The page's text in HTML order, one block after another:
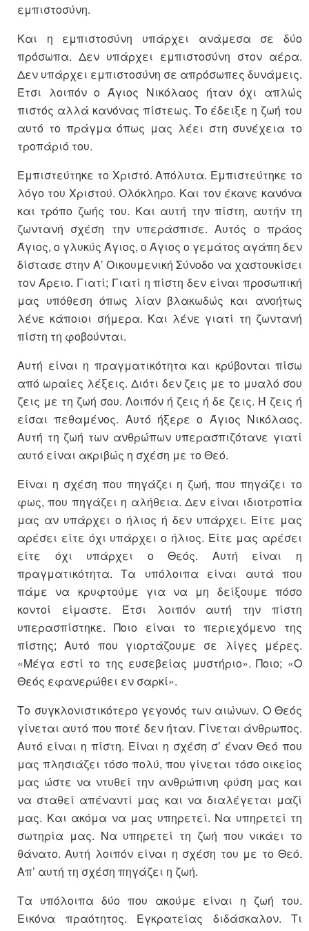
εμπιστοσύνη.
Και η εμπιστοσύνη υπάρχει ανάμεσα σε δύο
πρόσωπα. Δεν υπάρχει εμπιστοσύνη στον αέρα.
Δεν υπάρχει εμπιστοσύνη σε απρόσωπες δυνάμεις.
Έτσι λοιπόν ο Άγιος Νικόλαος ήταν όχι απλώς
πιστός αλλά κανόνας πίστεως. Το έδειξε η ζωή του
αυτό το πράγμα όπως μας λέει στη συνέχεια το
τροπάριό του.
Εμπιστεύτηκε το Χριστό. Απόλυτα. Εμπιστεύτηκε το
λόγο του Χριστού. Ολόκληρο. Και τον έκανε κανόνα
και τρόπο ζωής του. Και αυτή την πίστη, αυτήν τη
ζωντανή σχέση την υπεράσπισε. Αυτός ο πράος
Άγιος, ο γλυκύς Άγιος, ο Άγιος ο γεμάτος αγάπη δεν
δίστασε στην Α’ Οικουμενική Σύνοδο να χαστουκίσει
τον Άρειο. Γιατί; Γιατί η πίστη δεν είναι προσωπική
μας υπόθεση όπως λίαν βλακωδώς και ανοήτως
λένε κάποιοι σήμερα. Και λένε γιατί τη ζωντανή
πίστη τη φοβούνται.
Αυτή είναι η πραγματικότητα και κρύβονται πίσω
από ωραίες λέξεις. Διότι δεν ζεις με το μυαλό σου
ζεις με τη ζωή σου. Λοιπόν ή ζεις ή δε ζεις. Ή ζεις ή
είσαι πεθαμένος. Αυτό ήξερε ο Άγιος Νικόλαος.
Αυτή τη ζωή των ανθρώπων υπερασπιζότανε γιατί
αυτό είναι ακριβώς η σχέση με το Θεό.
Είναι η σχέση που πηγάζει η ζωή, που πηγάζει το
φως, που πηγάζει η αλήθεια. Δεν είναι ιδιοτροπία
μας αν υπάρχει ο ήλιος ή δεν υπάρχει. Είτε μας
αρέσει είτε όχι υπάρχει ο ήλιος. Είτε μας αρέσει
είτε όχι υπάρχει ο Θεός. Αυτή είναι η
πραγματικότητα. Τα υπόλοιπα είναι αυτά που
πάμε να κρυφτούμε για να μη δείξουμε πόσο
κοντοί είμαστε. Έτσι λοιπόν αυτή την πίστη
υπερασπίστηκε. Ποιο είναι το περιεχόμενο της
πίστης; Αυτό που γιορτάζουμε σε λίγες μέρες.
«Μέγα εστί το της ευσεβείας μυστήριο». Ποιο; «Ο
Θεός εφανερώθει εν σαρκί».
Το συγκλονιστικότερο γεγονός των αιώνων. Ο Θεός
γίνεται αυτό που ποτέ δεν ήταν. Γίνεται άνθρωπος.
Αυτό είναι η πίστη. Είναι η σχέση σ’ έναν Θεό που
μας πλησιάζει τόσο πολύ, που γίνεται τόσο οικείος
μας ώστε να ντυθεί την ανθρώπινη φύση μας και
να σταθεί απέναντί μας και να διαλέγεται μαζί
μας. Και ακόμα να μας υπηρετεί. Να υπηρετεί τη
σωτηρία μας. Να υπηρετεί τη ζωή που νικάει το
θάνατο. Αυτή λοιπόν είναι η σχέση του με το Θεό.
Απ’ αυτή τη σχέση πηγάζει η ζωή.
Τα υπόλοιπα δύο που ακούμε είναι η ζωή του.
Εικόνα πραότητος. Εγκρατείας διδάσκαλον. Τι